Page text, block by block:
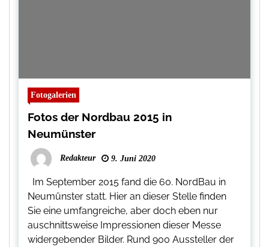
Fotogalerien
Fotos der Nordbau 2015 in
Neumünster
Redakteur 9. Juni 2020
Im September 2015 fand die 60. NordBau in
Neumünster statt. Hier an dieser Stelle finden
Sie eine umfangreiche, aber doch eben nur
auschnittsweise Impressionen dieser Messe
widergebender Bilder. Rund 900 Aussteller der